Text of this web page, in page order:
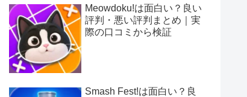
Meowdoku!は面白い？良い
評判・悪い評判まとめ｜実
際の口コミから検証
Smash Fest!は面白い？良